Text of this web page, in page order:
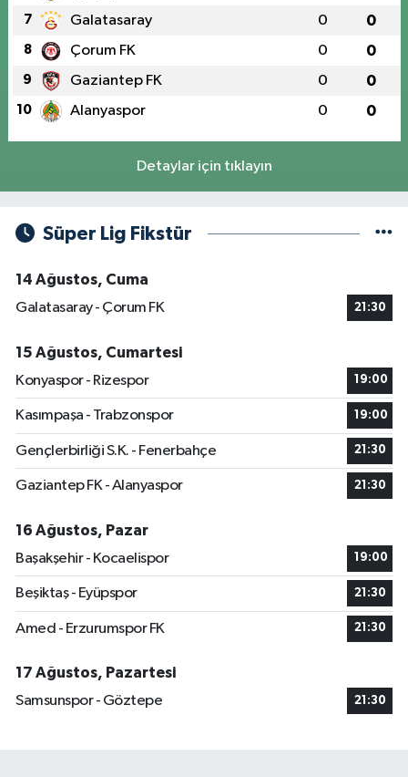
7 Galatasaray 0 0
8 Çorum FK 0 0
9 Gaziantep FK 0 0
10 Alanyaspor 0 0
Detaylar için tıklayın
Süper Lig Fikstür
14 Ağustos, Cuma
Galatasaray - Çorum FK
21:30
15 Ağustos, Cumartesi
Konyaspor - Rizespor
19:00
Kasımpaşa - Trabzonspor 19:00
Gençlerbirliği S.K. - Fenerbahçe 21:30
Gaziantep FK - Alanyaspor 21:30
16 Ağustos, Pazar
Başakşehir - Kocaelispor
19:00
Beşiktaş - Eyüpspor 21:30
Amed - Erzurumspor FK 21:30
17 Ağustos, Pazartesi
Samsunspor - Göztepe
21:30